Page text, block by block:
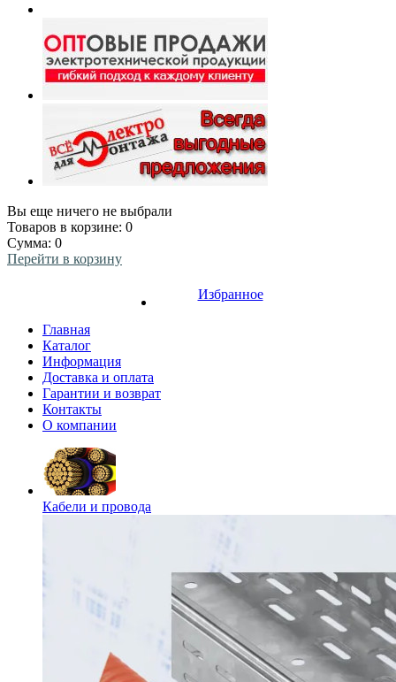
Вы еще ничего не выбрали
Товаров в корзине: 0
Сумма: 0
Перейти в корзину
Избранное
Главная
Каталог
Информация
Доставка и оплата
Гарантии и возврат
Контакты
О компании
Кабели и провода